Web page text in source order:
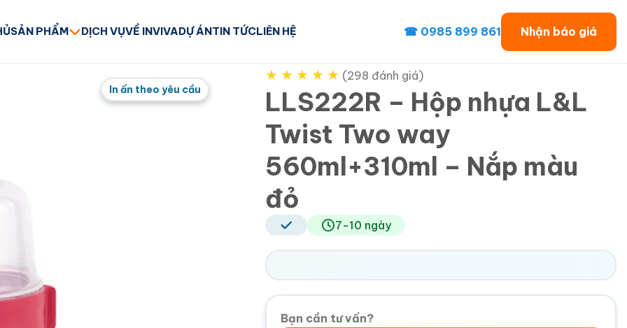
SẢN PHẨM DỊCH VỤVỀ INVIVADỰ ÁNTIN TỨCLIÊN HỆ ☎ 0985 899 861 Nhận báo giá
In ấn theo yêu cầu
★ ★ ★ ★ ★ (298 đánh giá)
LLS222R – Hộp nhựa L&L
Twist Two way
560ml+310ml – Nắp màu
đỏ
7-10 ngày
Bạn cần tư vấn?